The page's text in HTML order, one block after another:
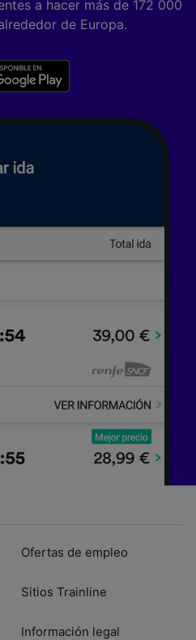
a hacer más de 172 000
de Europa.
Ofertas de empleo
Sitios Trainline
Información legal
nuestros asociados
geográfica
las
para su
a ella. Publicidad y
investigación de
de servicios.